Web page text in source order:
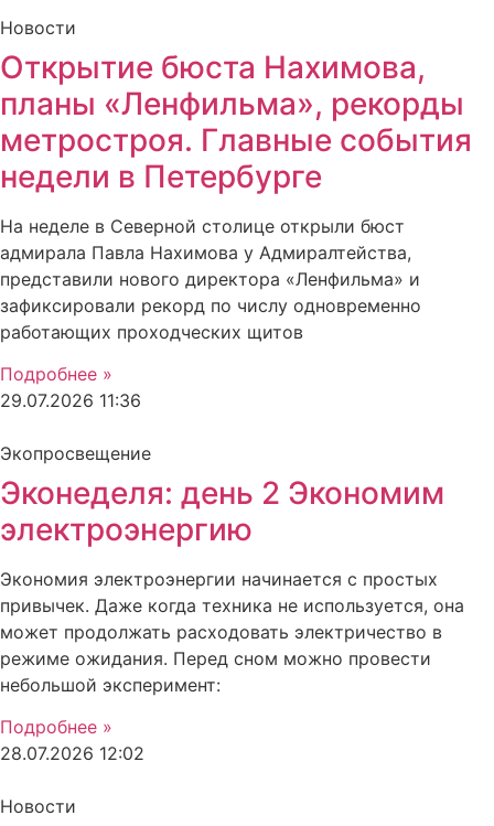
Новости
Открытие бюста Нахимова,
планы «Ленфильма», рекорды
метростроя. Главные события
недели в Петербурге
На неделе в Северной столице открыли бюст
адмирала Павла Нахимова у Адмиралтейства,
представили нового директора «Ленфильма» и
зафиксировали рекорд по числу одновременно
работающих проходческих щитов
Подробнее »
29.07.2026 11:36
Экопросвещение
Эконеделя: день 2 Экономим
электроэнергию
Экономия электроэнергии начинается с простых
привычек. Даже когда техника не используется, она
может продолжать расходовать электричество в
режиме ожидания. Перед сном можно провести
небольшой эксперимент:
Подробнее »
28.07.2026 12:02
Новости